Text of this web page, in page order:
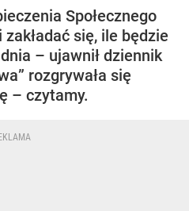
Społecznego
się, ile będzie
– ujawnił dziennik
rozgrywała się
– czytamy.